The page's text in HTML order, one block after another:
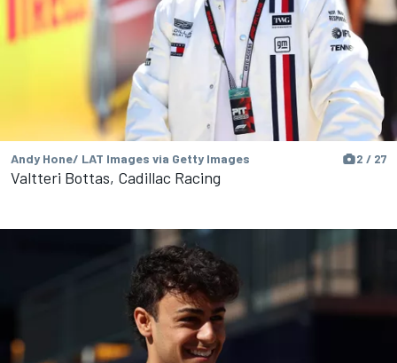
Andy Hone/ LAT Images via Getty Images 2 / 27
Valtteri Bottas, Cadillac Racing